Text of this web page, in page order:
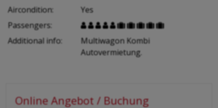
Aircondition:
Yes
Passengers:
         
Additional info:
Multiwagon Kombi
Autovermietung.
Online Angebot / Buchung